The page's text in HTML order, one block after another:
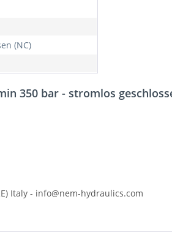
(NC)
350 bar - stromlos
Italy - info@nem-hydraulics.com